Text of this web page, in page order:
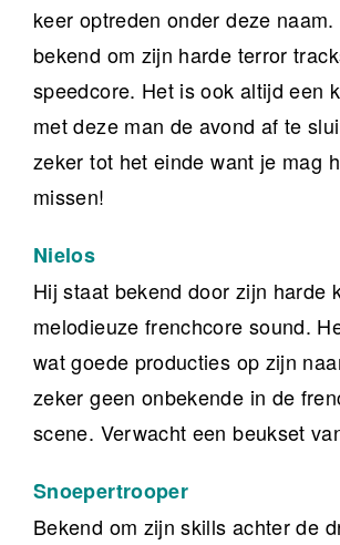
keer optreden onder deze
bekend om zijn harde terror
speedcore. Het is ook altijd een
met deze man de avond af te
zeker tot het einde want je mag
missen!
Nielos
Hij staat bekend door zijn harde
melodieuze frenchcore sound.
wat goede producties op zijn
zeker geen onbekende in de
scene. Verwacht een beukset
Snoepertrooper
Bekend om zijn skills achter de